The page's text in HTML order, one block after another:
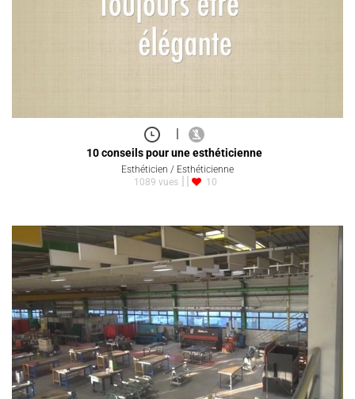
|
10 conseils pour une esthéticienne
Esthéticien / Esthéticienne
1089 vues
10